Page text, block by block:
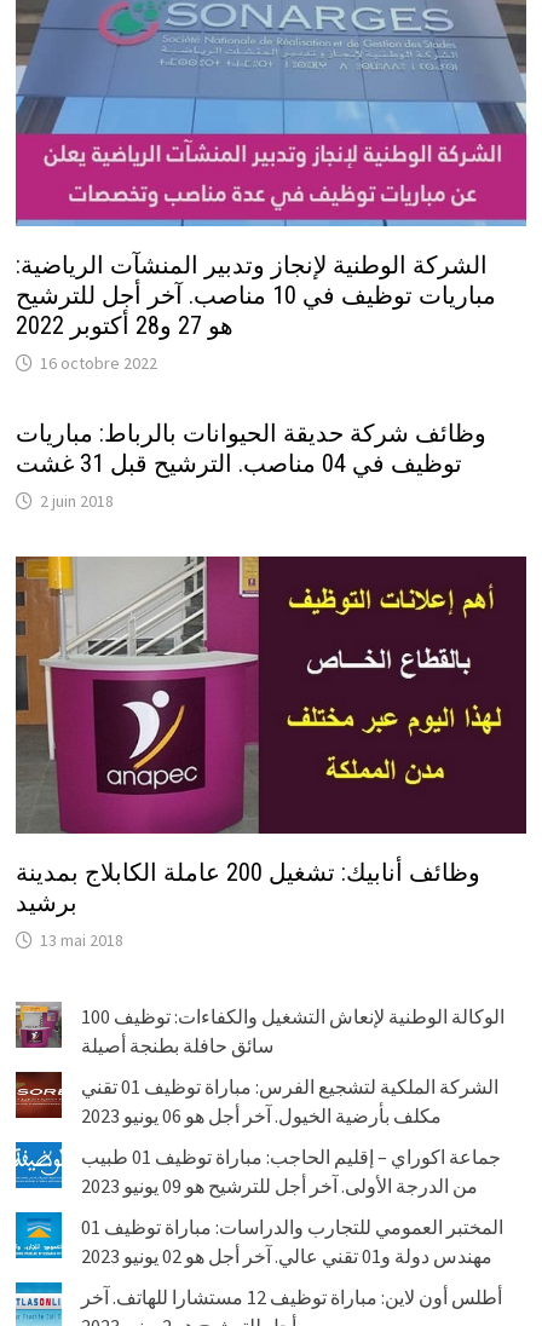
الشركة الوطنية لإنجاز وتدبير المنشآت الرياضية:
مباريات توظيف في 10 مناصب. آخر أجل للترشيح
هو 27 و28 أكتوبر 2022
16 octobre 2022
وظائف شركة حديقة الحيوانات بالرباط: مباريات
توظيف في 04 مناصب. الترشيح قبل 31 غشت
2 juin 2018
وظائف أنابيك: تشغيل 200 عاملة الكابلاج بمدينة
برشيد
13 mai 2018
الوكالة الوطنية لإنعاش التشغيل والكفاءات: توظيف 100
سائق حافلة بطنجة أصيلة
الشركة الملكية لتشجيع الفرس: مباراة توظيف 01 تقني
مكلف بأرضية الخيول. آخر أجل هو 06 يونيو 2023
جماعة اكوراي – إقليم الحاجب: مباراة توظيف 01 طبيب
من الدرجة الأولى. آخر أجل للترشيح هو 09 يونيو 2023
المختبر العمومي للتجارب والدراسات: مباراة توظيف 01
مهندس دولة و01 تقني عالي. آخر أجل هو 02 يونيو 2023
أطلس أون لاين: مباراة توظيف 12 مستشارا للهاتف. آخر